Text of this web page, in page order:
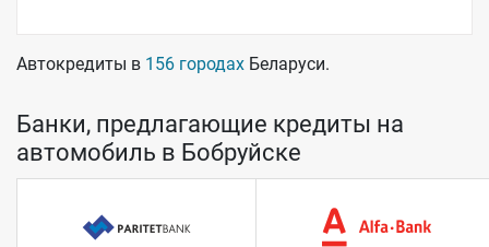
Автокредиты в 156 городах Беларуси.
Банки, предлагающие кредиты на
автомобиль в Бобруйске